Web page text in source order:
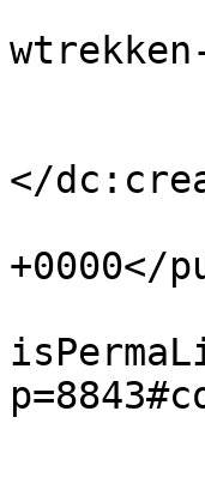
</
+0000</